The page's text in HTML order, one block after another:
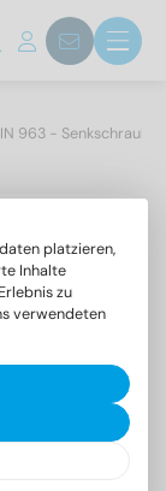
963 -
platzieren,
Inhalte
zu
verwendeten